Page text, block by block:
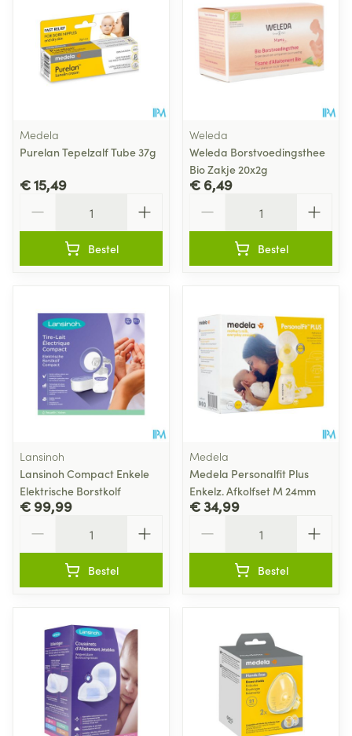
Medela
Purelan Tepelzalf Tube 37g
€ 15,49
Bestel
Weleda
Weleda Borstvoedingsthee
Bio Zakje 20x2g
€ 6,49
Bestel
Lansinoh
Lansinoh Compact Enkele
Elektrische Borstkolf
€ 99,99
Bestel
Medela
Medela Personalfit Plus
Enkelz. Afkolfset M 24mm
€ 34,99
Bestel